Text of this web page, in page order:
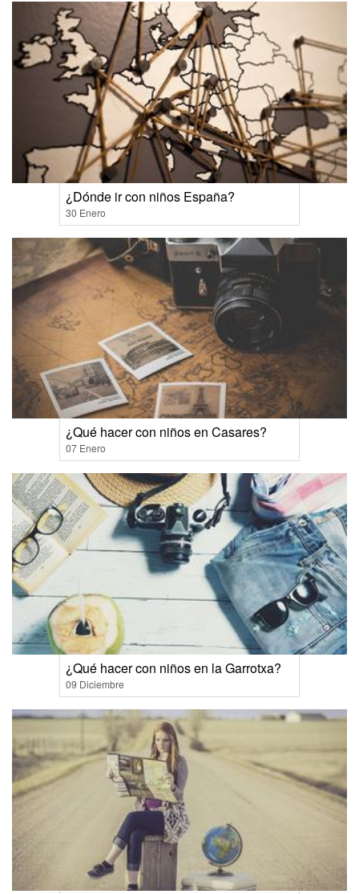
¿Dónde ir con niños España?
30 Enero
¿Qué hacer con niños en Casares?
07 Enero
¿Qué hacer con niños en la Garrotxa?
09 Diciembre